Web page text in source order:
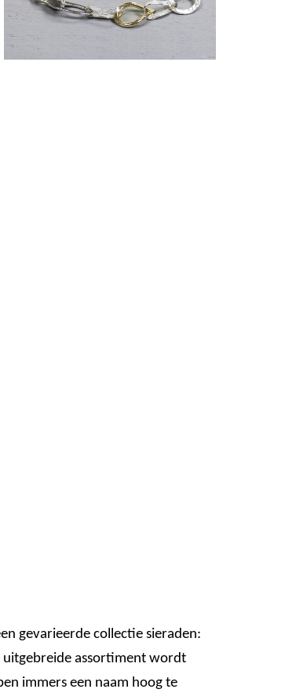
gevarieerde collectie sieraden:
assortiment wordt
immers een naam hoog te